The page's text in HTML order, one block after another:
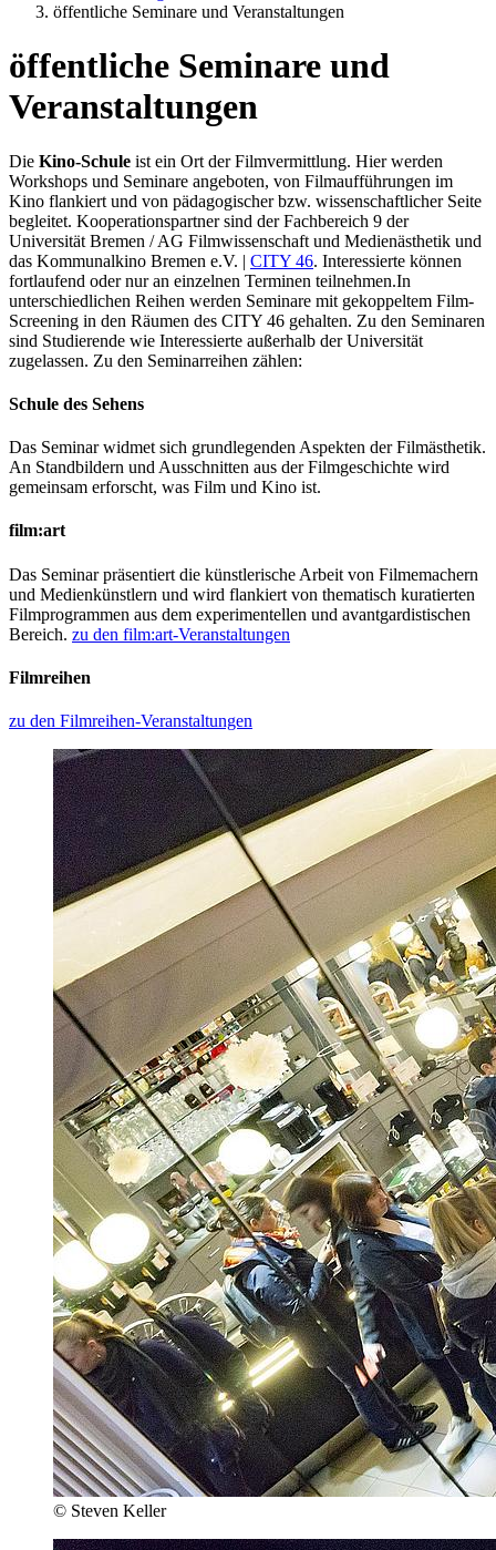
öffentliche Seminare und Veranstaltungen
öffentliche Seminare und
Veranstaltungen
Die Kino-Schule ist ein Ort der Filmvermittlung. Hier werden
Workshops und Seminare angeboten, von Filmaufführungen im
Kino flankiert und von pädagogischer bzw. wissenschaftlicher Seite
begleitet. Kooperationspartner sind der Fachbereich 9 der
Universität Bremen / AG Filmwissenschaft und Medienästhetik und
das Kommunalkino Bremen e.V. | CITY 46. Interessierte können
fortlaufend oder nur an einzelnen Terminen teilnehmen.In
unterschiedlichen Reihen werden Seminare mit gekoppeltem Film-
Screening in den Räumen des CITY 46 gehalten. Zu den Seminaren
sind Studierende wie Interessierte außerhalb der Universität
zugelassen. Zu den Seminarreihen zählen:
Schule des Sehens
Das Seminar widmet sich grundlegenden Aspekten der Filmästhetik.
An Standbildern und Ausschnitten aus der Filmgeschichte wird
gemeinsam erforscht, was Film und Kino ist.
film:art
Das Seminar präsentiert die künstlerische Arbeit von Filmemachern
und Medienkünstlern und wird flankiert von thematisch kuratierten
Filmprogrammen aus dem experimentellen und avantgardistischen
Bereich. zu den film:art-Veranstaltungen
Filmreihen
zu den Filmreihen-Veranstaltungen
© Steven Keller